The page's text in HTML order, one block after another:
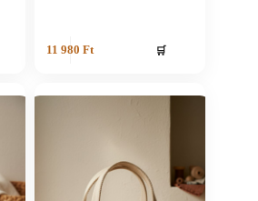
11 980Ft 🛒